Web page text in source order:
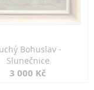
Bohuslav -
Slunečnice
3 000 Kč